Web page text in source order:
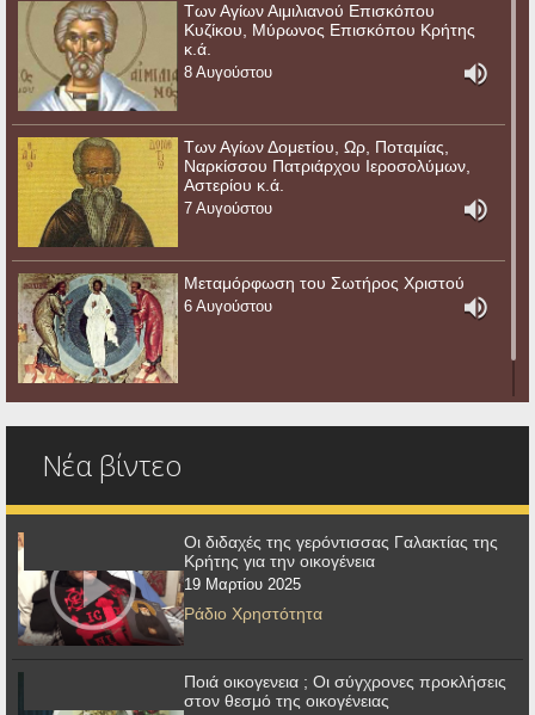
Των Αγίων Αιμιλιανού Επισκόπου
Κυζίκου, Μύρωνος Επισκόπου Κρήτης
κ.ά.
8 Αυγούστου
Των Αγίων Δομετίου, Ωρ, Ποταμίας,
Ναρκίσσου Πατριάρχου Ιεροσολύμων,
Αστερίου κ.ά.
7 Αυγούστου
Μεταμόρφωση του Σωτήρος Χριστού
6 Αυγούστου
Νέα βίντεο
Οι διδαχές της γερόντισσας Γαλακτίας της
Κρήτης για την οικογένεια
19 Μαρτίου 2025
Ράδιο Χρηστότητα
Ποιά οικογενεια ; Οι σύγχρονες προκλήσεις
στον θεσμό της οικογένειας